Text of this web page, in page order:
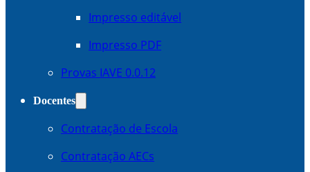
Impresso editável
Impresso PDF
Provas IAVE 0.0.12
Docentes
Contratação de Escola
Contratação AECs